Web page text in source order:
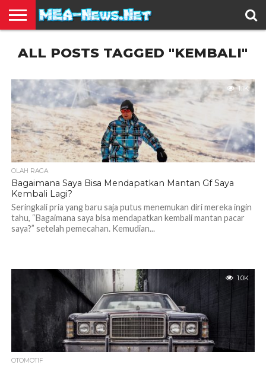
TERBARU
EDUKASI
HIBURAN
INSPIRASI
KESEHATAN
KULINER
OLAH
RAGA
OTOMOTIF
TRAVEL
JUAL
BELI
ALL POSTS TAGGED "KEMBALI"
1.1K
OLAH RAGA
Bagaimana Saya Bisa Mendapatkan Mantan Gf Saya
Kembali Lagi?
Seringkali pria yang baru saja putus menemukan diri mereka ingin
tahu, “Bagaimana saya bisa mendapatkan kembali mantan pacar
saya?” setelah pemecahan. Kemudian...
1.0K
OTOMOTIF